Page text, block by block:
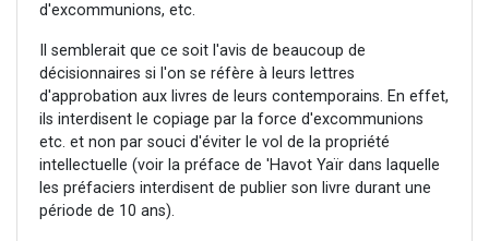
d'excommunions, etc.
Il semblerait que ce soit l'avis de beaucoup de
décisionnaires si l'on se réfère à leurs lettres
d'approbation aux livres de leurs contemporains. En effet,
ils interdisent le copiage par la force d'excommunions
etc. et non par souci d'éviter le vol de la propriété
intellectuelle (voir la préface de 'Havot Yaïr dans laquelle
les préfaciers interdisent de publier son livre durant une
période de 10 ans).